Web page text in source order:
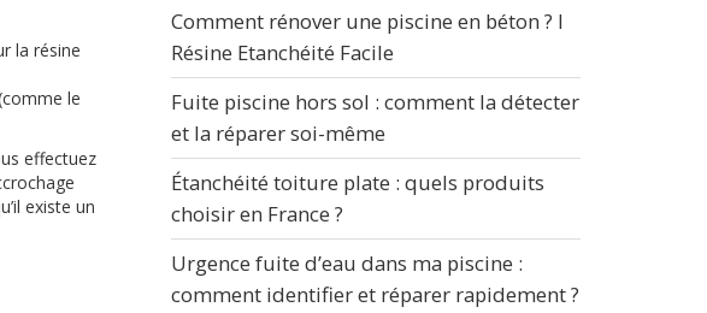
la résine
le
effectuez
existe un
Comment rénover une piscine en béton ? I
Résine Etanchéité Facile
Fuite piscine hors sol : comment la détecter
et la réparer soi-même
Étanchéité toiture plate : quels produits
choisir en France ?
Urgence fuite d’eau dans ma piscine :
comment identifier et réparer rapidement ?